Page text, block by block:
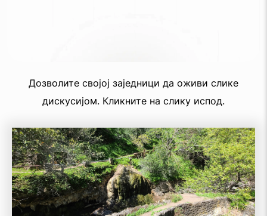
Дозволите својој заједници да оживи слике
дискусијом. Кликните на слику испод.